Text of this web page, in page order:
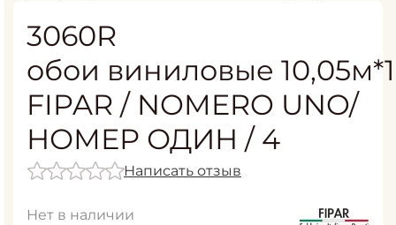
3060R
обои виниловые
FIPAR / NOMERO UNO/
НОМЕР ОДИН / 4
Написать отзыв
Нет в наличии